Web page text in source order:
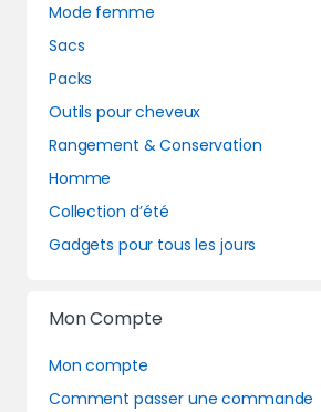
Mode femme
Sacs
Packs
Outils pour cheveux
Rangement & Conservation
Homme
Collection d’été
Gadgets pour tous les jours
Mon Compte
Mon compte
Comment passer une commande